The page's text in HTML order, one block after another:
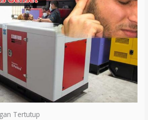
Tertutup